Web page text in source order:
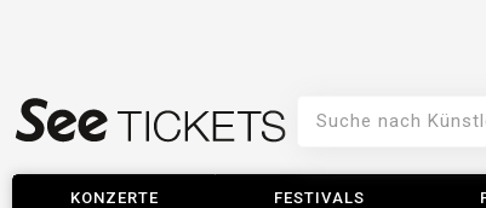
KONZERTE FESTIVALS